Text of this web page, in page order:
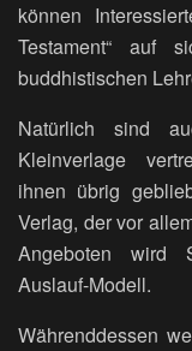
können
Testament“ auf
buddhistischen
Natürlich sind
Kleinverlage
ihnen übrig
Verlag, der vor
Angeboten wird
Auslauf-Modell.
Währenddessen